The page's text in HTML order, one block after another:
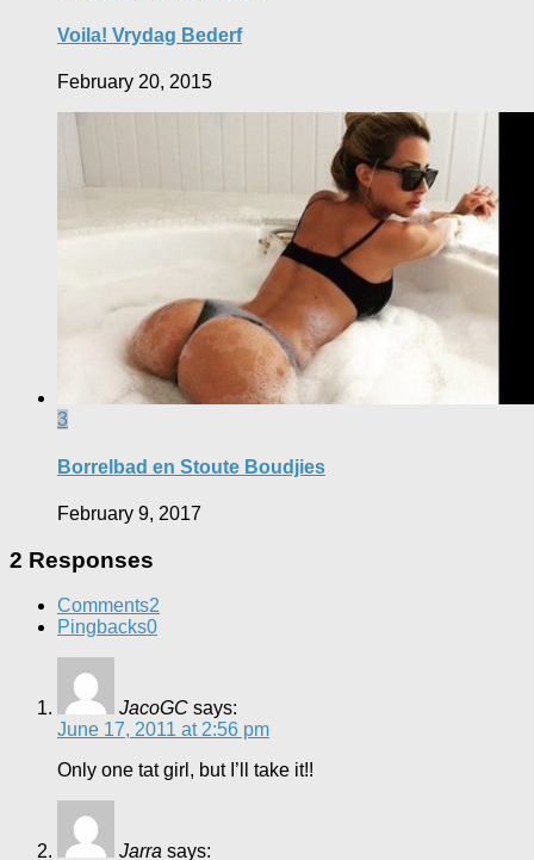
Voila! Vrydag Bederf
February 20, 2015
3
Borrelbad en Stoute Boudjies
February 9, 2017
2 Responses
Comments2
Pingbacks0
JacoGC says:
June 17, 2011 at 2:56 pm
Only one tat girl, but I’ll take it!!
Jarra says: